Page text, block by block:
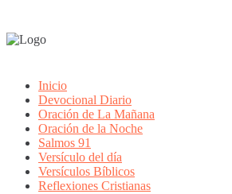
Inicio
Devocional Diario
Oración de La Mañana
Oración de la Noche
Salmos 91
Versículo del día
Versículos Bíblicos
Reflexiones Cristianas